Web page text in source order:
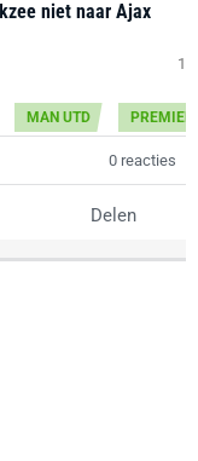
niet naar Ajax
1
MAN UTD PREMIER
0 reacties
Delen